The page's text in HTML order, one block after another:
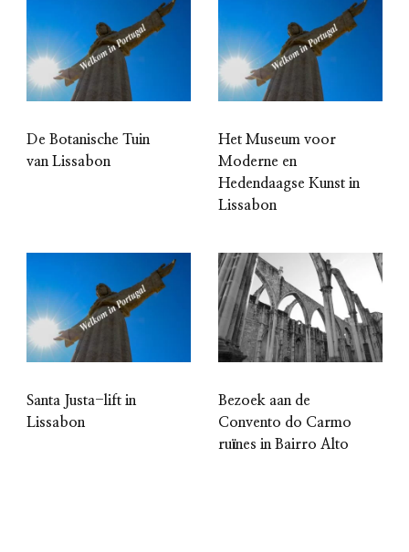
De Botanische Tuin
van Lissabon
Het Museum voor
Moderne en
Hedendaagse Kunst in
Lissabon
Santa Justa-lift in
Lissabon
Bezoek aan de
Convento do Carmo
ruïnes in Bairro Alto